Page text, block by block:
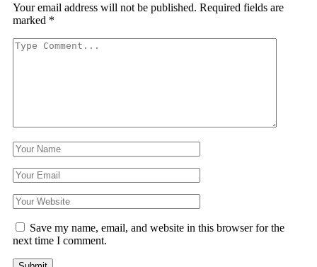
Your email address will not be published. Required fields are
marked *
Save my name, email, and website in this browser for the
next time I comment.